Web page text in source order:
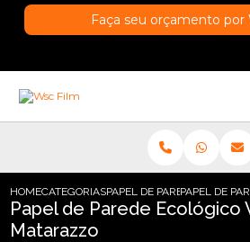
Faça seu orçamento por
HOMECATEGORIASPAPEL DE PAREDEPAPEL DE
Papel de Parede Ecológico
Matarazzo